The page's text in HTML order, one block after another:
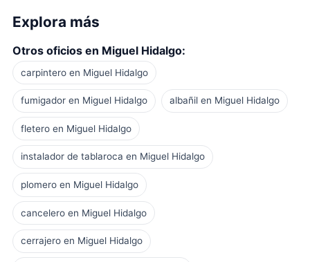
Explora más
Otros oficios en Miguel Hidalgo:
carpintero en Miguel Hidalgo
fumigador en Miguel Hidalgo albañil en Miguel Hidalgo
fletero en Miguel Hidalgo
instalador de tablaroca en Miguel Hidalgo
plomero en Miguel Hidalgo
cancelero en Miguel Hidalgo
cerrajero en Miguel Hidalgo